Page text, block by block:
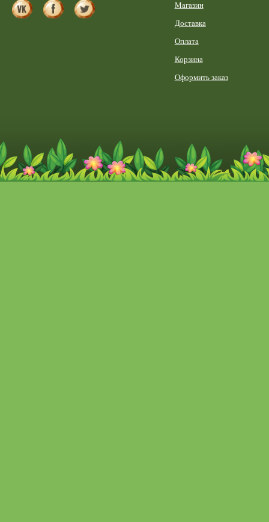
Магазин
Доставка
Оплата
Корзина
Оформить заказ